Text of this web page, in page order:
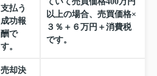
支払う
成功報
酬で
す。
以上の場合、売買価格×
３％＋６万円＋消費税
です。
売却決